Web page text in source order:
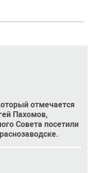
отмечается
Пахомов,
Совета посетили